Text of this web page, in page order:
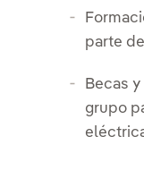
parte
Becas
grupo